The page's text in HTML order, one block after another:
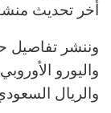
البريد
أخر تحديث
وننشر تفاصيل
واليورو
والريال